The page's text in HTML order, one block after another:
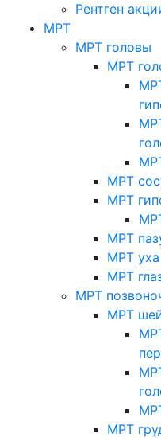
Рентген
МРТ
МРТ головы
МРТ
МРТ
МРТ
МРТ
МРТ уха
МРТ
МРТ
МРТ
МРТ